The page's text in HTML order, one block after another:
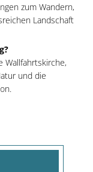
zum Wandern,
Landschaft
Wallfahrtskirche,
und die